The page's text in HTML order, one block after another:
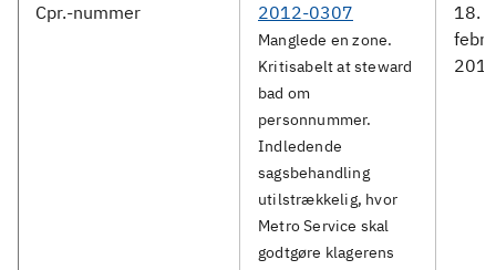
Cpr.-nummer
2012-0307
Manglede en zone.
Kritisabelt at steward
bad om
personnummer.
Indledende
sagsbehandling
utilstrækkelig, hvor
Metro Service skal
godtgøre klagerens
18.